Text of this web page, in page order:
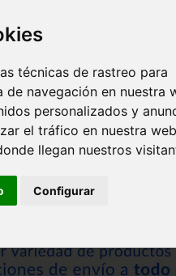
técnicas de rastreo para
de navegación en nuestra
personalizados y
el tráfico en nuestra
llegan nuestros
Configurar